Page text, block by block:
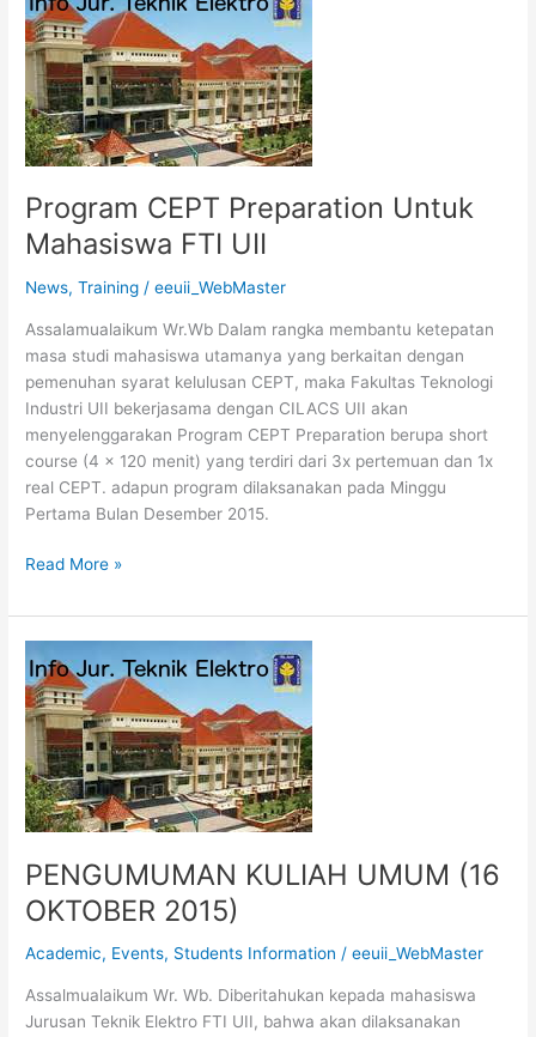
Program CEPT Preparation Untuk
Mahasiswa FTI UII
News,Training /eeuii_WebMaster
Assalamualaikum Wr.Wb Dalam rangka membantu ketepatan
masa studi mahasiswa utamanya yang berkaitan dengan
pemenuhan syarat kelulusan CEPT, maka Fakultas Teknologi
Industri UII bekerjasama dengan CILACS UII akan
menyelenggarakan Program CEPT Preparation berupa short
course (4 x 120 menit) yang terdiri dari 3x pertemuan dan 1x
real CEPT. adapun program dilaksanakan pada Minggu
Pertama Bulan Desember 2015.
CEPT
Preparation
Untuk
Mahasiswa
FTI
UII
Read More »
PENGUMUMAN KULIAH UMUM (16
OKTOBER 2015)
Academic, Events, Students Information /eeuii_WebMaster
Assalmualaikum Wr. Wb. Diberitahukan kepada mahasiswa
Jurusan Teknik Elektro FTI UII, bahwa akan dilaksanakan
KULIAH
UMUM
(16
OKTOBER
2015)